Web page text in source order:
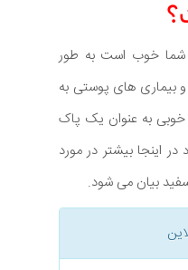
شما خوب است به طور
بیماری های پوستی به
خوبی به عنوان یک پاک
اینجا بیشتر در مورد
بیان می شود.